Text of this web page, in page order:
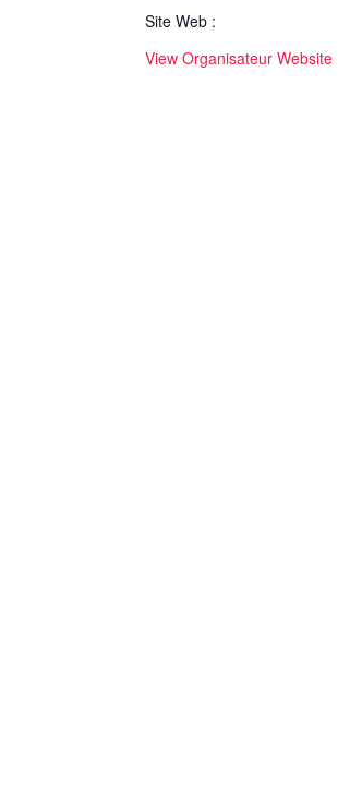
Site Web :
View Organisateur Website